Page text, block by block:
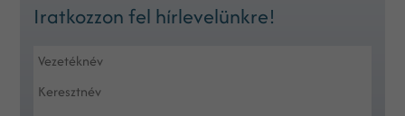
Iratkozzon fel hírlevelünkre!